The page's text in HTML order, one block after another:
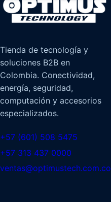
Tienda de tecnología y
soluciones B2B en
Colombia. Conectividad,
energía, seguridad,
computación y accesorios
especializados.
+57 (601) 508 5475
+57 313 437 0000
ventas@optimustech.com.co